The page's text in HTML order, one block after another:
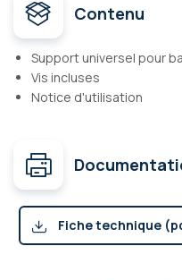
Contenu
Support universel pour
Vis incluses
Notice d'utilisation
Fiche technique